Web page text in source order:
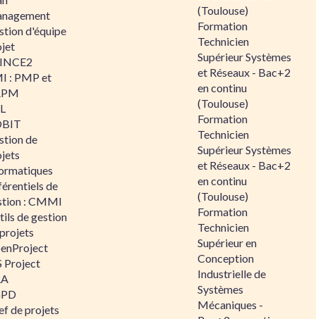
d'équipe
: PMP et
de
de
: CMMI
de gestion
Project
de projets
(Toulouse)
Formation
Technicien
Supérieur Systèmes
et Réseaux - Bac+2
en continu
(Toulouse)
Formation
Technicien
Supérieur Systèmes
et Réseaux - Bac+2
en continu
(Toulouse)
Formation
Technicien
Supérieur en
Conception
Industrielle de
Systèmes
Mécaniques -